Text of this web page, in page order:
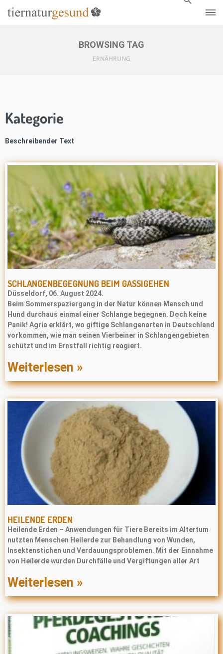
BROWSING TAG
ERNÄHRUNG
Kategorie
Beschreibender Text
SCHLANGENBEGEGNUNG BEIM GASSIGEHEN
Düsseldorf, 06. August 2024.
Beim Sommerspaziergang in der Natur können Mensch und
Hund durchaus einmal einer Schlange begegnen. Doch keine
Panik! Agria erklärt, wo giftige Schlangenarten in Deutschland
vorkommen, wie man seinen Vierbeiner in Schlangengebieten
schützt und im Ernstfall richtig reagiert.
Weiterlesen »
HEILENDE ERDEN
Heilende Erden – Anwendungen für Tiere Bereits im Altertum
nutzten Menschen Heilerde zur Behandlung von Wunden,
Insektenstichen und Verdauungsproblemen. Mit der Einnahme
von Heilerde wurden Durchfälle und Vergiftungen aller Art
Weiterlesen »